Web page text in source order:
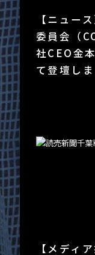
【ニュー
委員会（
社CEO金
て登壇し
【メディ